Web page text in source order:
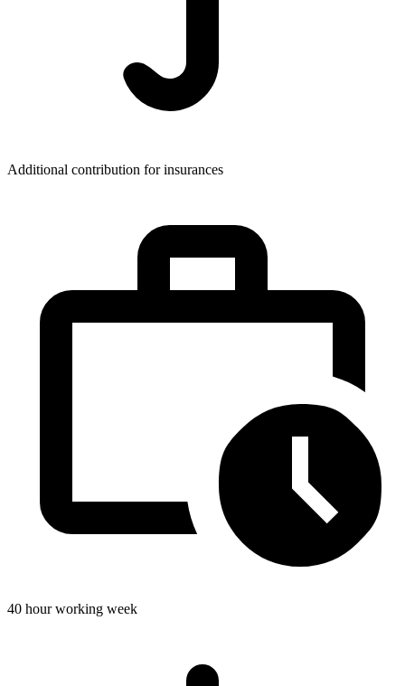
Additional contribution for insurances
40 hour working week